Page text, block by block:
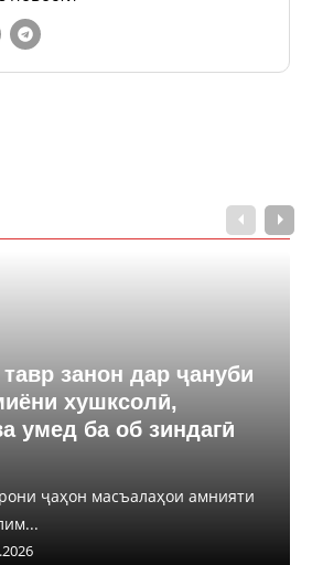
занон дар ҷануби
хушксолӣ,
умед ба об зиндагӣ
ҷаҳон масъалаҳои амнияти